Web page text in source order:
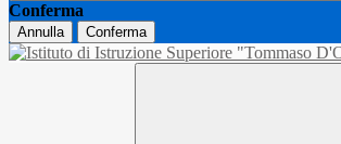
Conferma
Annulla Conferma